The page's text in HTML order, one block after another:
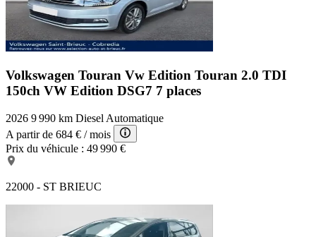
Volkswagen Touran Vw Edition Touran 2.0 TDI
150ch VW Edition DSG7 7 places
2026 9 990 km Diesel Automatique
A partir de 684 € / mois
Prix du véhicule : 49 990 €
22000 - ST BRIEUC